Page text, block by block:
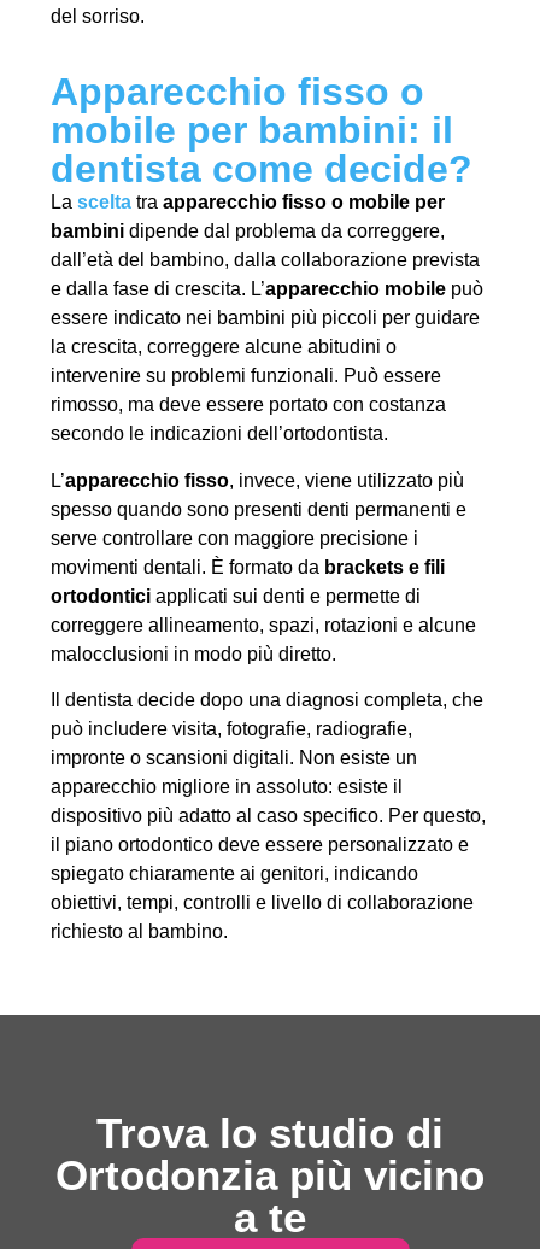
del sorriso.
Apparecchio fisso o
mobile per bambini: il
dentista come decide?
La scelta tra apparecchio fisso o mobile per
bambini dipende dal problema da correggere,
dall’età del bambino, dalla collaborazione prevista
e dalla fase di crescita. L’apparecchio mobile può
essere indicato nei bambini più piccoli per guidare
la crescita, correggere alcune abitudini o
intervenire su problemi funzionali. Può essere
rimosso, ma deve essere portato con costanza
secondo le indicazioni dell’ortodontista.
L’apparecchio fisso, invece, viene utilizzato più
spesso quando sono presenti denti permanenti e
serve controllare con maggiore precisione i
movimenti dentali. È formato da brackets e fili
ortodontici applicati sui denti e permette di
correggere allineamento, spazi, rotazioni e alcune
malocclusioni in modo più diretto.
Il dentista decide dopo una diagnosi completa, che
può includere visita, fotografie, radiografie,
impronte o scansioni digitali. Non esiste un
apparecchio migliore in assoluto: esiste il
dispositivo più adatto al caso specifico. Per questo,
il piano ortodontico deve essere personalizzato e
spiegato chiaramente ai genitori, indicando
obiettivi, tempi, controlli e livello di collaborazione
richiesto al bambino.
Trova lo studio di
Ortodonzia più vicino
a te